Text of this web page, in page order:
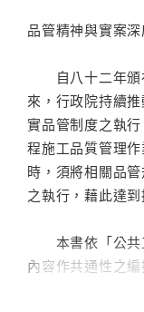
品管精神與實案
自八十二年頒
來，行政院持續
實品管制度之執
程施工品質管理
時，須將相關品
之執行，藉此達
本書依「公共
內容作共通性之
作要領，讀者可